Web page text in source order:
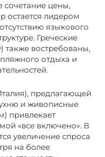
цены,
остается лидером
языкового
Греческие
также востребованы,
отдыха и
предлагающей
и живописные
привлекает
«все включено». В
увеличение спроса
на более